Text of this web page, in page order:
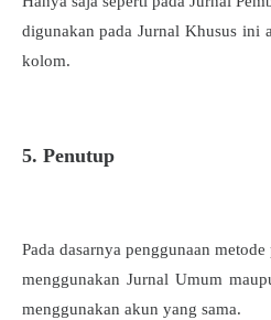
digunakan pada Jurnal Khusus ini
kolom.
5. Penutup
Pada dasarnya penggunaan
menggunakan Jurnal Umum
menggunakan akun yang sama.